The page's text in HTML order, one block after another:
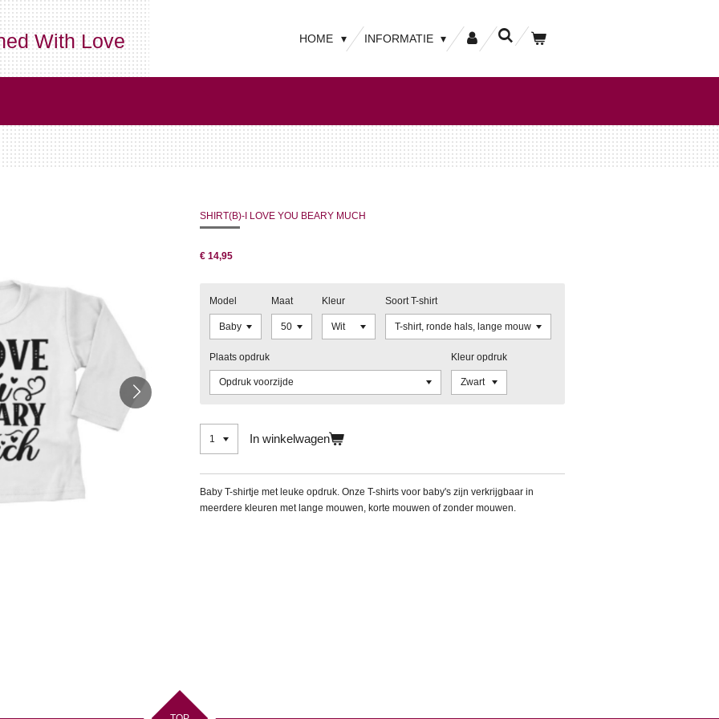
With Love HOME INFORMATIE
SHIRT(B)-I LOVE YOU BEARY MUCH
€ 14,95
Model Maat Kleur Soort T-shirt
Plaats opdruk Kleur opdruk
In winkelwagen
Baby T-shirtje met leuke opdruk. Onze T-shirts voor baby's zijn verkrijgbaar in
meerdere kleuren met lange mouwen, korte mouwen of zonder mouwen.